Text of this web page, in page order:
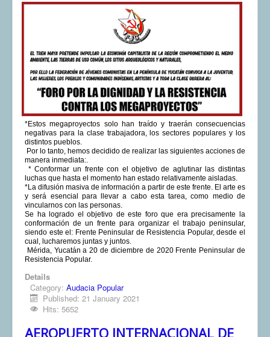
*Estos megaproyectos solo han traído y traerán consecuencias
negativas para la clase trabajadora, los sectores populares y los
distintos pueblos.
Por lo tanto, hemos decidido de realizar las siguientes acciones de
manera inmediata:.
* Conformar un frente con el objetivo de aglutinar las distintas
luchas que hasta el momento han estado relativamente aisladas.
*La difusión masiva de información a partir de este frente. El arte es
y será esencial para llevar a cabo esta tarea, como medio de
vincularnos con las personas.
Se ha logrado el objetivo de este foro que era precisamente la
conformación de un frente para organizar el trabajo peninsular,
siendo este el: Frente Peninsular de Resistencia Popular, desde el
cual, lucharemos juntas y juntos.
Mérida, Yucatán a 20 de diciembre de 2020 Frente Peninsular de
Resistencia Popular.
Details
Category: Audacia Popular
Published: 21 January 2021
Hits: 5652
AEROPUERTO INTERNACIONAL DE